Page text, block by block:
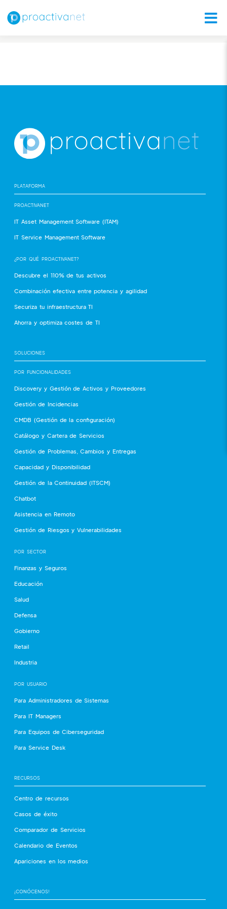
PLATAFORMA
PROACTIVANET
IT Asset Management Software (ITAM)
IT Service Management Software
¿POR QUÉ PROACTIVANET?
Descubre el 110% de tus activos
Combinación efectiva entre potencia y agilidad
Securiza tu infraestructura TI
Ahorra y optimiza costes de TI
SOLUCIONES
POR FUNCIONALIDADES
Discovery y Gestión de Activos y Proveedores
Gestión de Incidencias
CMDB (Gestión de la configuración)
Catálogo y Cartera de Servicios
Gestión de Problemas, Cambios y Entregas
Capacidad y Disponibilidad
Gestión de la Continuidad (ITSCM)
Chatbot
Asistencia en Remoto
Gestión de Riesgos y Vulnerabilidades
POR SECTOR
Finanzas y Seguros
Educación
Salud
Defensa
Gobierno
Retail
Industria
POR USUARIO
Para Administradores de Sistemas
Para IT Managers
Para Equipos de Ciberseguridad
Para Service Desk
RECURSOS
Centro de recursos
Casos de éxito
Comparador de Servicios
Calendario de Eventos
Apariciones en los medios
¡CONÓCENOS!